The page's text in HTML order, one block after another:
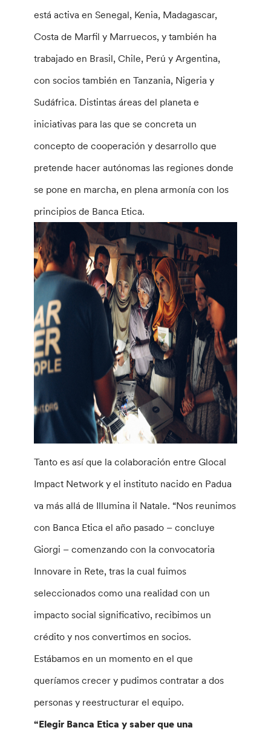
está activa en Senegal, Kenia, Madagascar,
Costa de Marfil y Marruecos, y también ha
trabajado en Brasil, Chile, Perú y Argentina,
con socios también en Tanzania, Nigeria y
Sudáfrica. Distintas áreas del planeta e
iniciativas para las que se concreta un
concepto de cooperación y desarrollo que
pretende hacer autónomas las regiones donde
se pone en marcha, en plena armonía con los
principios de Banca Etica.
Tanto es así que la colaboración entre Glocal
Impact Network y el instituto nacido en Padua
va más allá de Illumina il Natale. “Nos reunimos
con Banca Etica el año pasado – concluye
Giorgi – comenzando con la convocatoria
Innovare in Rete, tras la cual fuimos
seleccionados como una realidad con un
impacto social significativo, recibimos un
crédito y nos convertimos en socios.
Estábamos en un momento en el que
queríamos crecer y pudimos contratar a dos
personas y reestructurar el equipo.
“Elegir Banca Etica y saber que una